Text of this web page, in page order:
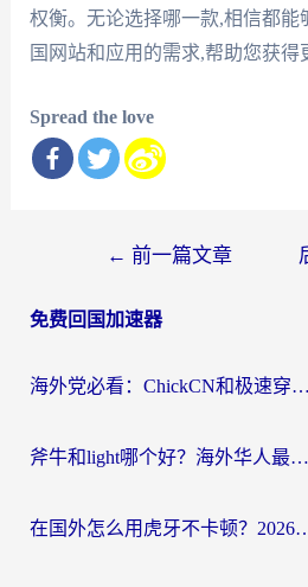
权衡。无论选择哪一款,相信都能
国网站和应用的需求,帮助您获得
Spread the love
导
← 前一篇文章
免费回国加速器
海外党必看：ChickCN和极速穿梭VPN好用吗？3招教你选对回国加速器无缝刷国内资源
斧牛和light哪个好？海外华人最关心的回国加速器选择难题，一篇讲透
在国外怎么用虎牙不卡顿？2026海外华人